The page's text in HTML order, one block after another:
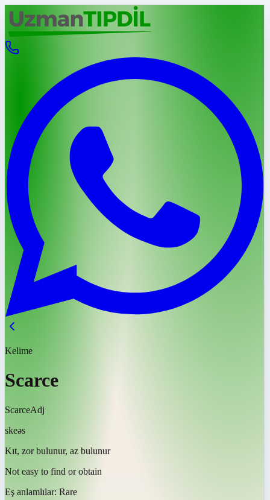
Kelime
Scarce
ScarceAdj
skeəs
Kıt, zor bulunur, az bulunur
Not easy to find or obtain
Eş anlamlılar: Rare